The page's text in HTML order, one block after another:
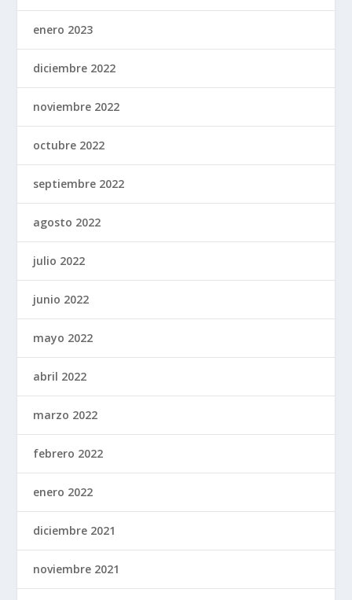
enero 2023
diciembre 2022
noviembre 2022
octubre 2022
septiembre 2022
agosto 2022
julio 2022
junio 2022
mayo 2022
abril 2022
marzo 2022
febrero 2022
enero 2022
diciembre 2021
noviembre 2021